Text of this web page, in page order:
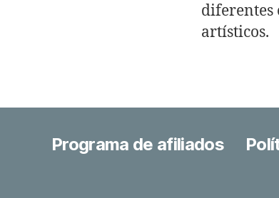
diferentes
artísticos.
Programa de afiliados